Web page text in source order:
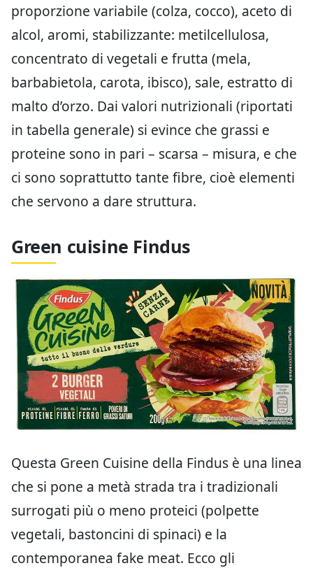
proporzione variabile (colza, cocco), aceto di
alcol, aromi, stabilizzante: metilcellulosa,
concentrato di vegetali e frutta (mela,
barbabietola, carota, ibisco), sale, estratto di
malto d’orzo. Dai valori nutrizionali (riportati
in tabella generale) si evince che grassi e
proteine sono in pari – scarsa – misura, e che
ci sono soprattutto tante fibre, cioè elementi
che servono a dare struttura.
Green cuisine Findus
Questa Green Cuisine della Findus è una linea
che si pone a metà strada tra i tradizionali
surrogati più o meno proteici (polpette
vegetali, bastoncini di spinaci) e la
contemporanea fake meat. Ecco gli